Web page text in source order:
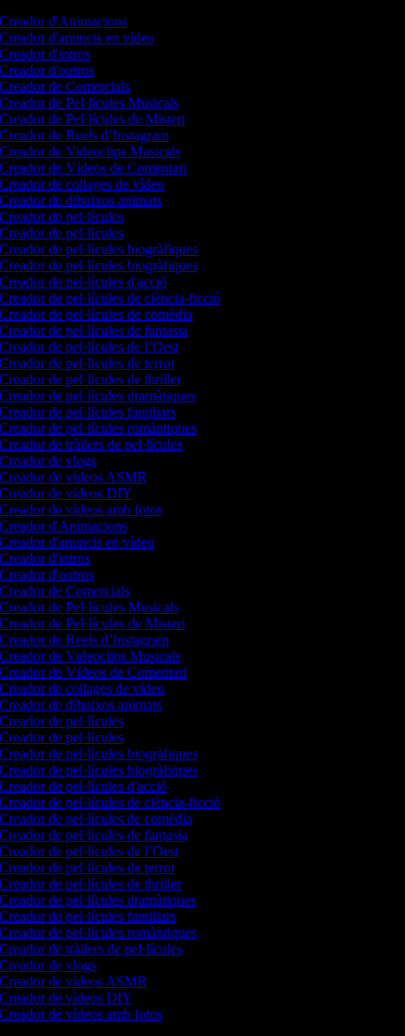
d'Animacions
d'anuncis en vídeo
d'intros
d'outros
de Comercials
de Pel·lícules Musicals
de Pel·lícules de Misteri
de Reels d’Instagram
de Videoclips Musicals
de Vídeos de Comentari
de collages de vídeo
de dibuixos animats
de pel·lícules
de pel·lícules
de pel·lícules biogràfiques
de pel·lícules biogràfiques
de pel·lícules d'acció
de pel·lícules de ciència-ficció
de pel·lícules de comèdia
de pel·lícules de fantasia
de pel·lícules de l’Oest
de pel·lícules de terror
de pel·lícules de thriller
de pel·lícules dramàtiques
de pel·lícules familiars
de pel·lícules romàntiques
de tràilers de pel·lícules
de vlogs
de vídeos ASMR
de vídeos DIY
de vídeos amb fotos
d'Animacions
d'anuncis en vídeo
d'intros
d'outros
de Comercials
de Pel·lícules Musicals
de Pel·lícules de Misteri
de Reels d’Instagram
de Videoclips Musicals
de Vídeos de Comentari
de collages de vídeo
de dibuixos animats
de pel·lícules
de pel·lícules
de pel·lícules biogràfiques
de pel·lícules biogràfiques
de pel·lícules d'acció
de pel·lícules de ciència-ficció
de pel·lícules de comèdia
de pel·lícules de fantasia
de pel·lícules de l’Oest
de pel·lícules de terror
de pel·lícules de thriller
de pel·lícules dramàtiques
de pel·lícules familiars
de pel·lícules romàntiques
de tràilers de pel·lícules
de vlogs
de vídeos ASMR
de vídeos DIY
de vídeos amb fotos